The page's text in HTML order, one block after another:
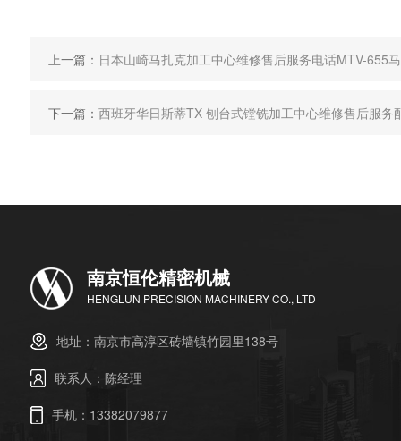
上一篇： 日本山崎马扎克加工中心维修售后服务电话MTV-655
下一篇：西班牙华日斯蒂TX 刨台式镗铣加工中心维修售后服务
南京恒伦精密机械
HENGLUN PRECISION MACHINERY CO., LTD
地址：南京市高淳区砖墙镇竹园里138号
联系人：陈经理
手机：13382079877